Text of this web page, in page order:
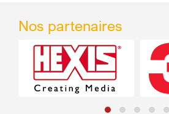
Nos partenaires